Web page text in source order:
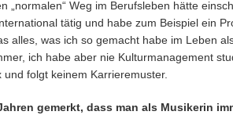
„normalen“ Weg im Berufsleben hätte
tätig und habe zum Beispiel ein
alles, was ich so gemacht habe im Leben
ich habe aber nie Kulturmanagement
folgt keinem Karrieremuster.
gemerkt, dass man als Musikerin